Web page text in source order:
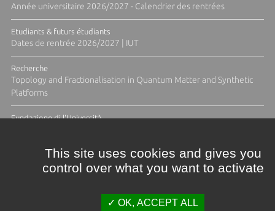
Année universitaire 2026/2027 - Calendrier des rentrées
Etudiants & futurs étudiants
Dates de rentrée 2026/2027 | IUT
Recherche
Topology and Fractionalisation in Quantum Matter and Synthetic
Platforms
Fundazione di l'Università
This site uses cookies and gives you
control over what you want to activate
OK, ACCEPT ALL